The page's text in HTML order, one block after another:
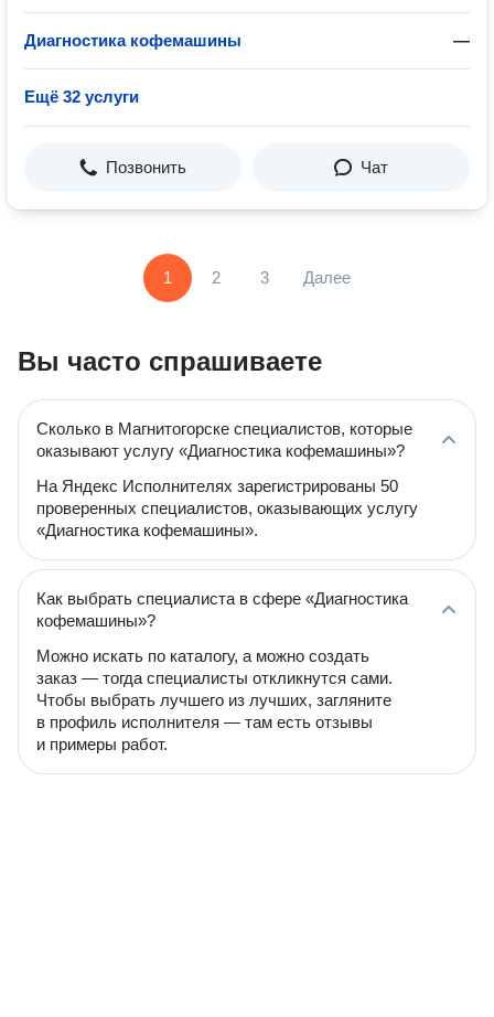
Диагностика кофемашины —
Ещё 32 услуги
Позвонить Чат
1 2 3 Далее
Вы часто спрашиваете
Сколько в Магнитогорске специалистов, которые
оказывают услугу «Диагностика кофемашины»?
На Яндекс Исполнителях зарегистрированы 50
проверенных специалистов, оказывающих услугу
«Диагностика кофемашины».
Как выбрать специалиста в сфере «Диагностика
кофемашины»?
Можно искать по каталогу, а можно создать
заказ — тогда специалисты откликнутся сами.
Чтобы выбрать лучшего из лучших, загляните
в профиль исполнителя — там есть отзывы
и примеры работ.